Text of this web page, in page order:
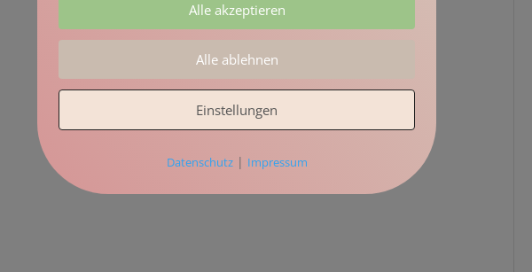
Alle akzeptieren
Alle ablehnen
Einstellungen
Datenschutz| Impressum